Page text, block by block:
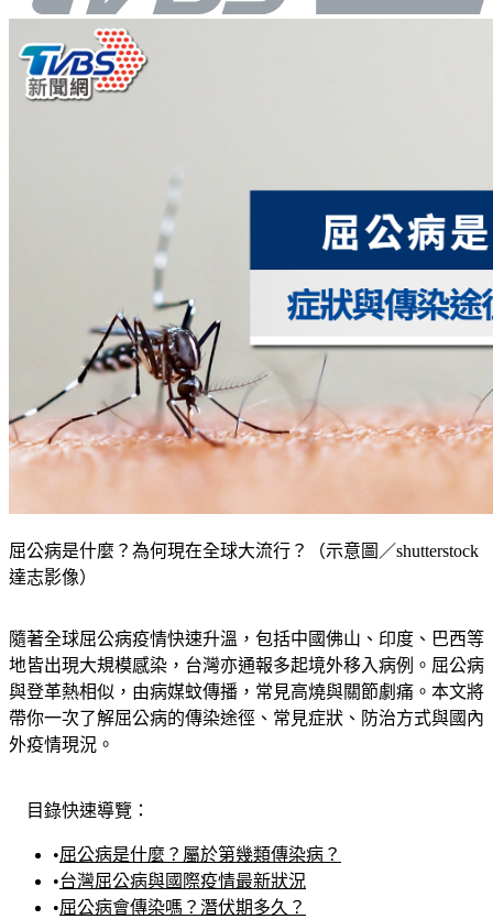
屈公病是什麼？為何現在全球大流行？（示意圖／shutterstock
達志影像）
隨著全球屈公病疫情快速升溫，包括中國佛山、印度、巴西等
地皆出現大規模感染，台灣亦通報多起境外移入病例。屈公病
與登革熱相似，由病媒蚊傳播，常見高燒與關節劇痛。本文將
帶你一次了解屈公病的傳染途徑、常見症狀、防治方式與國內
外疫情現況。
目錄快速導覽：
•屈公病是什麼？屬於第幾類傳染病？
•台灣屈公病與國際疫情最新狀況
•屈公病會傳染嗎？潛伏期多久？